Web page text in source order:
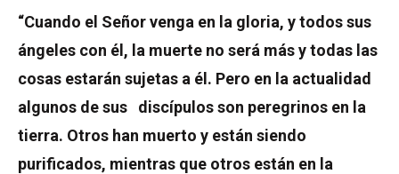
“Cuando el Señor venga en la gloria, y todos sus
ángeles con él, la muerte no será más y todas las
cosas estarán sujetas a él. Pero en la actualidad
algunos de sus discípulos son peregrinos en la
tierra. Otros han muerto y están siendo
purificados, mientras que otros están en la